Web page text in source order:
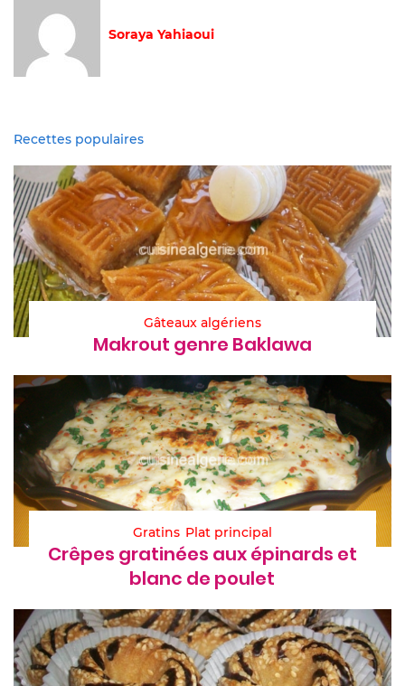
Soraya Yahiaoui
Recettes populaires
Gâteaux algériens
Makrout genre Baklawa
Gratins Plat principal
Crêpes gratinées aux épinards et
blanc de poulet